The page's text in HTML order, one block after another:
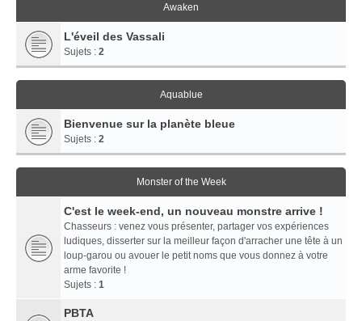
Awaken
L'éveil des Vassali
Sujets : 2
Aquablue
Bienvenue sur la planète bleue
Sujets : 2
Monster of the Week
C'est le week-end, un nouveau monstre arrive !
Chasseurs : venez vous présenter, partager vos expériences
ludiques, disserter sur la meilleur façon d'arracher une tête à un
loup-garou ou avouer le petit noms que vous donnez à votre
arme favorite !
Sujets : 1
PBTA